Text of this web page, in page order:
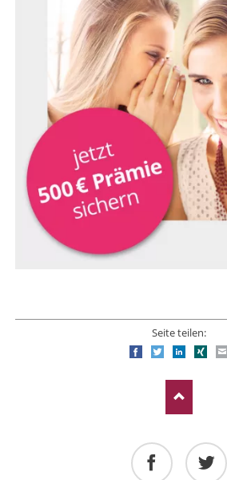
Seite teilen:
FacebookTwitterLinkedIn
Xing